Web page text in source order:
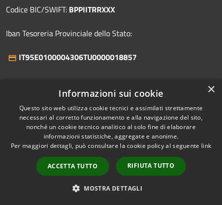
Codice BIC/SWIFT: BPPIITRRXXX
Iban Tesoreria Provinciale dello Stato:
IT95E0100004306TU0000018857
comune@pec.celenzasultrigno.com(abilitata anche
alla ricezione di messaggi da caselle di posta ordinaria)
Centralino Unico:
+39 0873 958131
Prenotazione appuntamento
×
Informazioni sui cookie
Questo sito web utilizza cookie tecnici e assimilati strettamente
necessari al corretto funzionamento e alla navigazione del sito,
nonché un cookie tecnico analitico al solo fine di elaborare
informazioni statistiche, aggregate e anonime.
Per maggiori dettagli, può consultare la cookie policy al seguente link
ACCETTA TUTTO RIFIUTA TUTTO
MOSTRA DETTAGLI